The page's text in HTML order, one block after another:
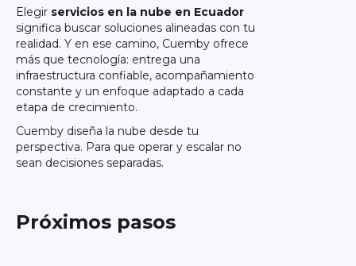
Elegir servicios en la nube en Ecuador
significa buscar soluciones alineadas con tu
realidad. Y en ese camino, Cuemby ofrece
más que tecnología: entrega una
infraestructura confiable, acompañamiento
constante y un enfoque adaptado a cada
etapa de crecimiento.
Cuemby diseña la nube desde tu
perspectiva. Para que operar y escalar no
sean decisiones separadas.
Próximos pasos